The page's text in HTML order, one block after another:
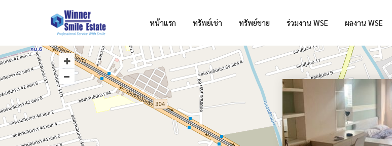
หน้าแรก ทรัพย์เช่า ทรัพย์ขาย ร่วมงาน WSE ผลงาน WSE